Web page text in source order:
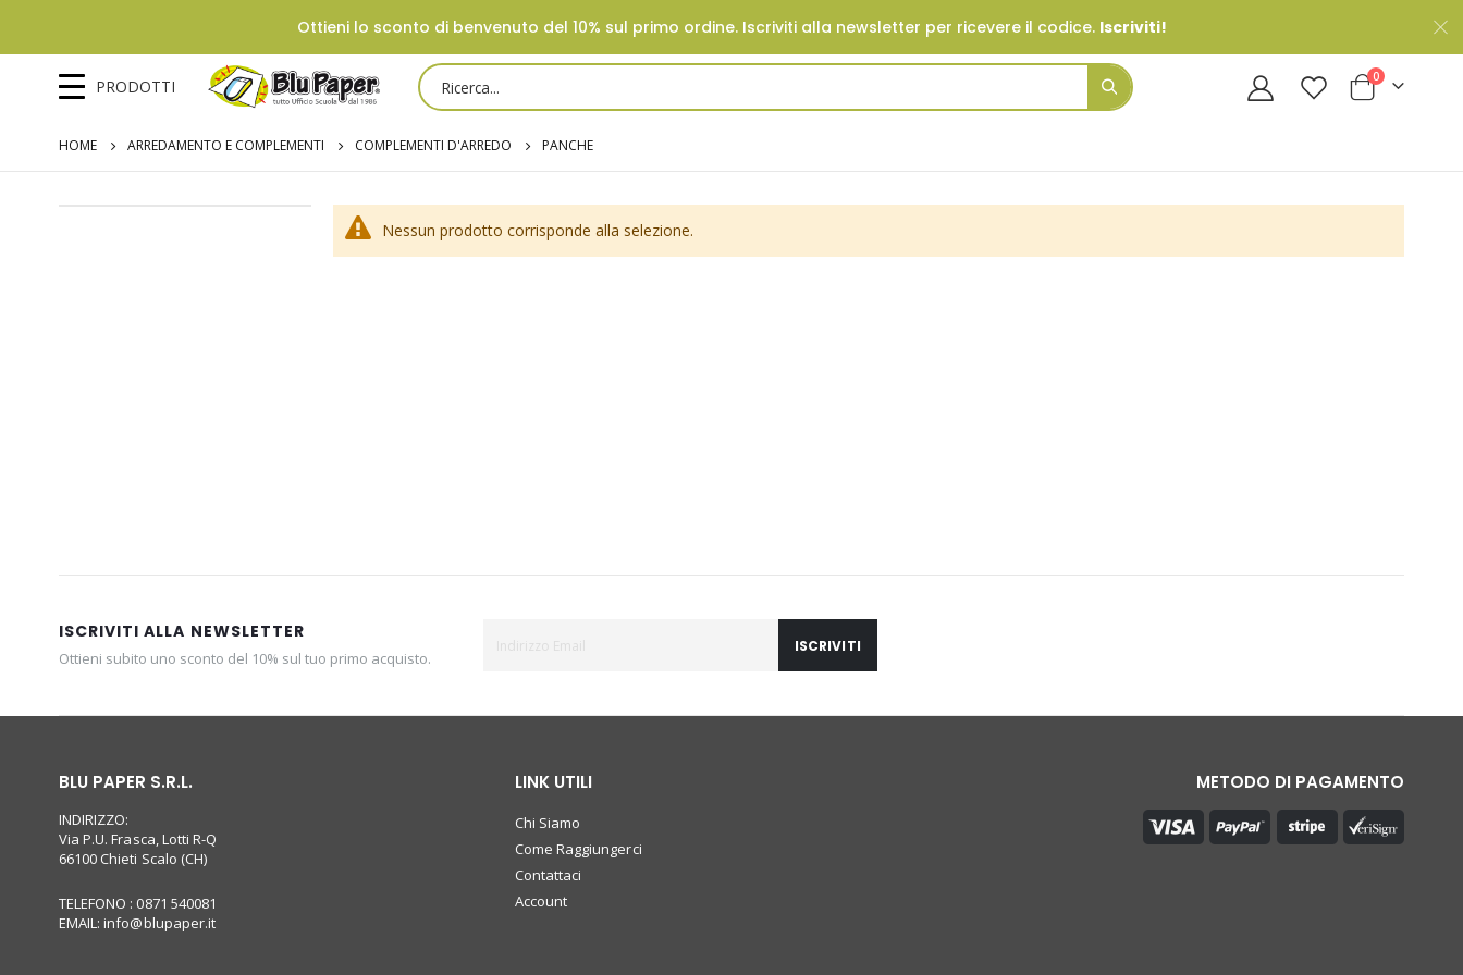
Ottieni lo sconto di benvenuto del 10% sul primo ordine. Iscriviti alla newsletter per ricevere il codice. Iscriviti!
PRODOTTI
Cart
0Prodotti
HOME ARREDAMENTO E COMPLEMENTI COMPLEMENTI D'ARREDO PANCHE
Nessun prodotto corrisponde alla selezione.
ISCRIVITI ALLA NEWSLETTER
Ottieni subito uno sconto del 10% sul tuo primo acquisto.
ISCRIVITI
BLU PAPER S.R.L.
INDIRIZZO:
Via P.U. Frasca, Lotti R-Q
66100 Chieti Scalo (CH)
TELEFONO : 0871 540081
EMAIL:info@blupaper.it
LINK UTILI
Chi Siamo
Come Raggiungerci
Contattaci
Account
METODO DI PAGAMENTO